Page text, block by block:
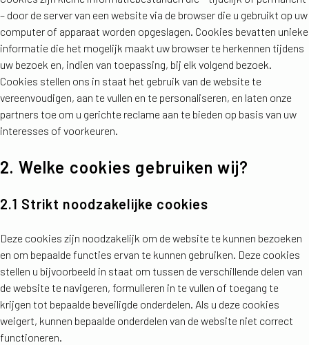
– door de server van een website via de browser die u gebruikt op uw
computer of apparaat worden opgeslagen. Cookies bevatten unieke
informatie die het mogelijk maakt uw browser te herkennen tijdens
uw bezoek en, indien van toepassing, bij elk volgend bezoek.
Cookies stellen ons in staat het gebruik van de website te
vereenvoudigen, aan te vullen en te personaliseren, en laten onze
partners toe om u gerichte reclame aan te bieden op basis van uw
interesses of voorkeuren.
2. Welke cookies gebruiken wij?
2.1 Strikt noodzakelijke cookies
Deze cookies zijn noodzakelijk om de website te kunnen bezoeken
en om bepaalde functies ervan te kunnen gebruiken. Deze cookies
stellen u bijvoorbeeld in staat om tussen de verschillende delen van
de website te navigeren, formulieren in te vullen of toegang te
krijgen tot bepaalde beveiligde onderdelen. Als u deze cookies
weigert, kunnen bepaalde onderdelen van de website niet correct
functioneren.